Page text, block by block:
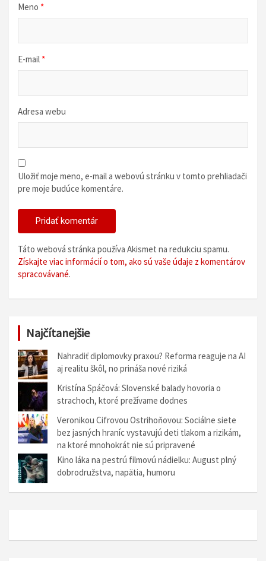
Meno *
E-mail *
Adresa webu
Uložiť moje meno, e-mail a webovú stránku v tomto prehliadači
pre moje budúce komentáre.
Táto webová stránka používa Akismet na redukciu spamu.
Získajte viac informácií o tom, ako sú vaše údaje z komentárov
spracovávané.
Najčítanejšie
Nahradiť diplomovky praxou? Reforma reaguje na AI
aj realitu škôl, no prináša nové riziká
Kristína Spáčová: Slovenské balady hovoria o
strachoch, ktoré prežívame dodnes
Veronikou Cifrovou Ostrihoňovou: Sociálne siete
bez jasných hraníc vystavujú deti tlakom a rizikám,
na ktoré mnohokrát nie sú pripravené
Kino láka na pestrú filmovú nádielku: August plný
dobrodružstva, napätia, humoru